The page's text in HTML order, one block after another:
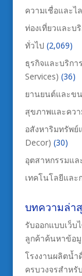
ความเชื่อและไ
ท่องเที่ยวและบ
ทั่วไป (2,069)
ธุรกิจและบริกา
Services) (36)
ยานยนต์และข
สุขภาพและควา
อสังหาริมทรัพย์
Decor) (30)
อุตสาหกรรมแล
เทคโนโลยีและ
บทความล่า
รับออกแบบเว็บ
ลูกค้าค้นหาข้อมู
โรงงานผลิตน้
ครบวงจรสำหรั